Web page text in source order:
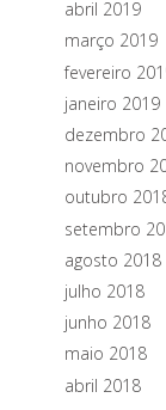
abril 2019
março 2019
fevereiro
janeiro 2019
dezembro
novembro
outubro
setembro
agosto 2018
julho 2018
junho 2018
maio 2018
abril 2018